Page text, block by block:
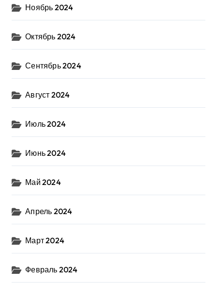
Ноябрь 2024
Октябрь 2024
Сентябрь 2024
Август 2024
Июль 2024
Июнь 2024
Май 2024
Апрель 2024
Март 2024
Февраль 2024